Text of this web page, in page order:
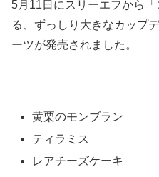
5月11日にスリーエフから
る、ずっしり大きなカップ
ーツが発売されました。
黄栗のモンブラン
ティラミス
レアチーズケーキ